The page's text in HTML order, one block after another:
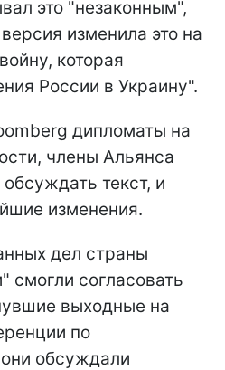
это "незаконным",
изменила это на
которая
России в Украину".
дипломаты на
члены Альянса
текст, и
изменения.
дел страны
согласовать
выходные на
по
обсуждали